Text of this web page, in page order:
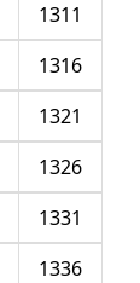
1311
1316
1321
1326
1331
1336